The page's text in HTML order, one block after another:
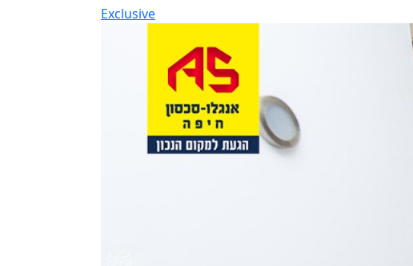
Exclusive